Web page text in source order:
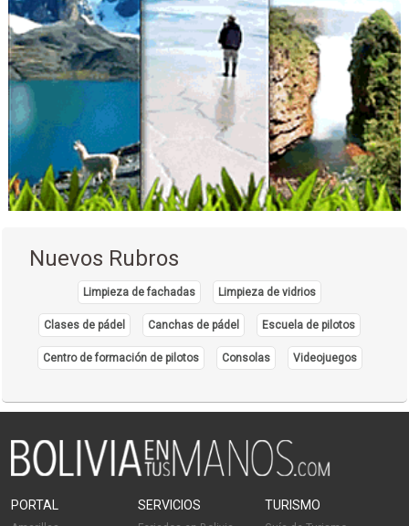
Riego Tecnificado
Riego Convencional
Sistemas de Riego
Equipos de riego
Riego por Goteo
Riego por Microaspersión
Tecnología de Riego
Administración, Asesores en
Estética Integral
Médicos Terapeutas del Dolor
Terapias de regeneración
Ortodoncia
Cirujano dental
Nuevos Rubros
Limpieza de fachadas Limpieza de vidrios
Clases de pádel Canchas de pádel Escuela de pilotos
Centro de formación de pilotos Consolas Videojuegos
PORTAL SERVICIOS TURISMO